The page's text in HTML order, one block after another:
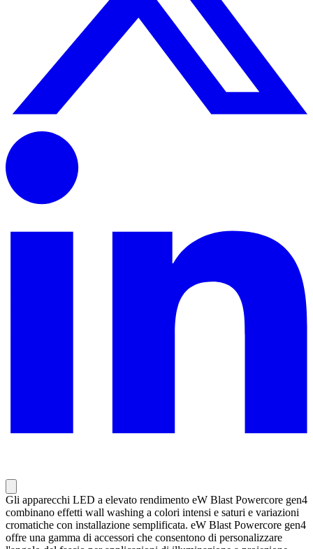
Gli apparecchi LED a elevato rendimento eW Blast Powercore gen4
combinano effetti wall washing a colori intensi e saturi e variazioni
cromatiche con installazione semplificata. eW Blast Powercore gen4
offre una gamma di accessori che consentono di personalizzare